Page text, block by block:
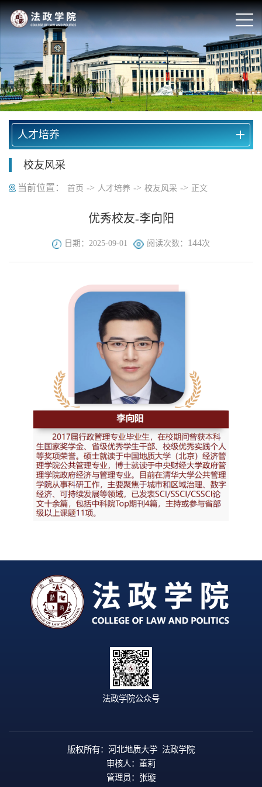
人才培养
校友风采
当前位置： 首页 -> 人才培养 -> 校友风采 -> 正文
优秀校友-李向阳
日期：2025-09-01 阅读次数： 144次
法政学院公众号
版权所有：河北地质大学 法政学院
审核人：董莉
管理员：张璇